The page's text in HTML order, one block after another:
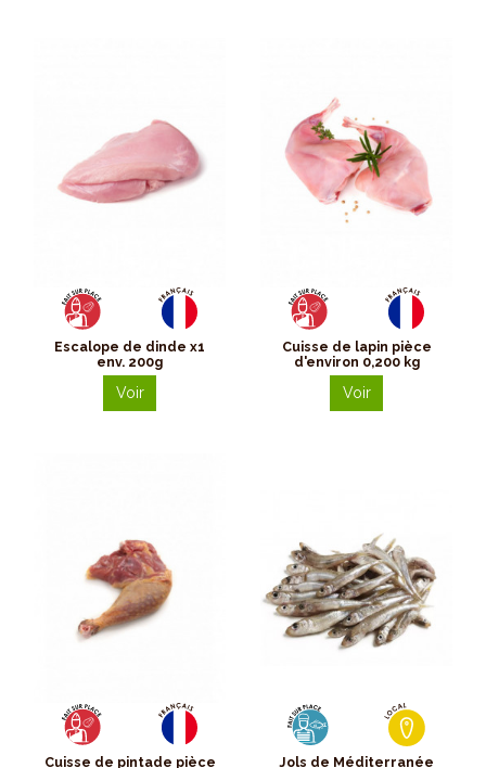
Escalope de dinde x1
env. 200g
Voir
Cuisse de lapin pièce
d'environ 0,200 kg
Voir
Cuisse de pintade pièce Jols de Méditerranée